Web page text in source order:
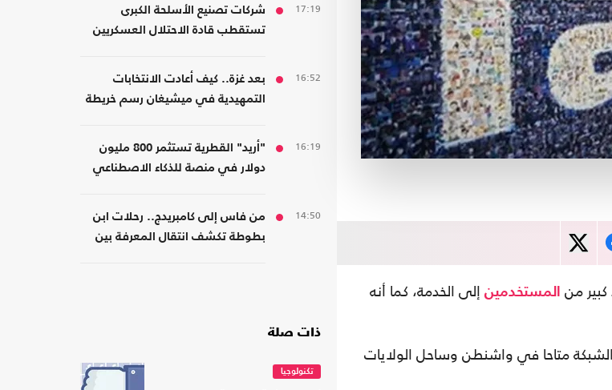
من المستخدمين إلى الخدمة، كما أنه
إلى الشبكة متاحا في واشنطن وساحل الولايات
17:19
شركات تصنيع الأسلحة الكبرى
تستقطب قادة الاحتلال العسكريين
16:52
بعد غزة.. كيف أعادت الانتخابات
التمهيدية في ميشيغان رسم خريطة
16:19
"أريد" القطرية تستثمر 800 مليون
دولار في منصة للذكاء الاصطناعي
14:50
من فاس إلى كامبريدج.. رحلات ابن
بطوطة تكشف انتقال المعرفة بين
ذات صلة
تكنولوجيا